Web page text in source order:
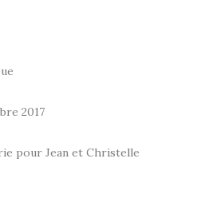
2017
pour Jean et Christelle